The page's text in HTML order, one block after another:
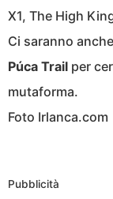
X1, The High
Ci saranno anche
Púca Trail per
mutaforma.
Foto Irlanca.com
Pubblicità